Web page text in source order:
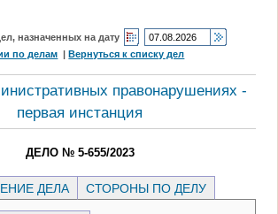
назначенных на дату
по делам |Вернуться к списку дел
правонарушениях -
первая инстанция
ДЕЛО № 5-655/2023
ДЕЛА СТОРОНЫ ПО ДЕЛУ